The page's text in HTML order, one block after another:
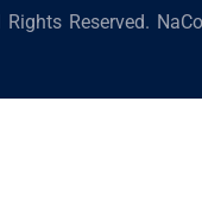
Reserved.